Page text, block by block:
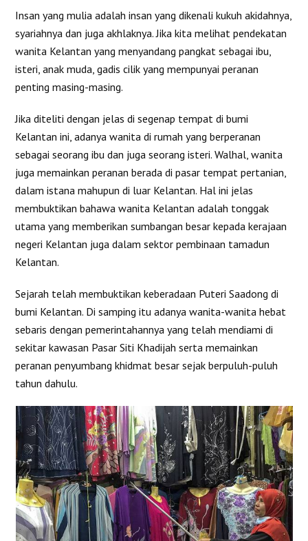
Insan yang mulia adalah insan yang dikenali kukuh akidahnya,
syariahnya dan juga akhlaknya. Jika kita melihat pendekatan
wanita Kelantan yang menyandang pangkat sebagai ibu,
isteri, anak muda, gadis cilik yang mempunyai peranan
penting masing-masing.
Jika diteliti dengan jelas di segenap tempat di bumi
Kelantan ini, adanya wanita di rumah yang berperanan
sebagai seorang ibu dan juga seorang isteri. Walhal, wanita
juga memainkan peranan berada di pasar tempat pertanian,
dalam istana mahupun di luar Kelantan. Hal ini jelas
membuktikan bahawa wanita Kelantan adalah tonggak
utama yang memberikan sumbangan besar kepada kerajaan
negeri Kelantan juga dalam sektor pembinaan tamadun
Kelantan.
Sejarah telah membuktikan keberadaan Puteri Saadong di
bumi Kelantan. Di samping itu adanya wanita-wanita hebat
sebaris dengan pemerintahannya yang telah mendiami di
sekitar kawasan Pasar Siti Khadijah serta memainkan
peranan penyumbang khidmat besar sejak berpuluh-puluh
tahun dahulu.